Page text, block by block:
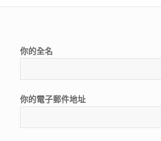
你的全名
你的電子郵件地址